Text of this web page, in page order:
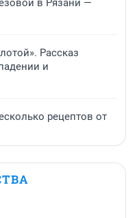
в Рязани —
Рассказ
и
рецептов от